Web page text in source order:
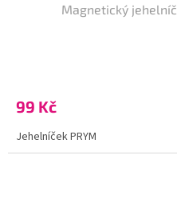
Magnetický
99 Kč
Jehelníček PRYM